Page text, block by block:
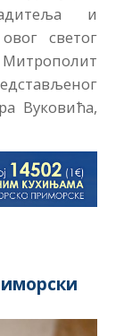
и
светог
Вуковића,